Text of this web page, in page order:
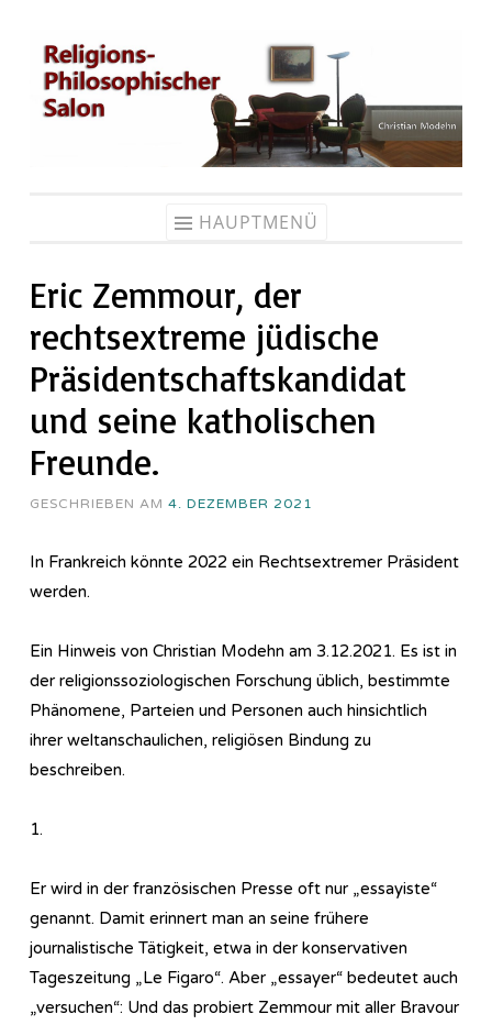
Zum
Inhalt
springen
HAUPTMENÜ
Eric Zemmour, der
rechtsextreme jüdische
Präsidentschaftskandidat
und seine katholischen
Freunde.
GESCHRIEBEN AM 4. DEZEMBER 2021
In Frankreich könnte 2022 ein Rechtsextremer Präsident
werden.
Ein Hinweis von Christian Modehn am 3.12.2021. Es ist in
der religionssoziologischen Forschung üblich, bestimmte
Phänomene, Parteien und Personen auch hinsichtlich
ihrer weltanschaulichen, religiösen Bindung zu
beschreiben.
1.
Er wird in der französischen Presse oft nur „essayiste“
genannt. Damit erinnert man an seine frühere
journalistische Tätigkeit, etwa in der konservativen
Tageszeitung „Le Figaro“. Aber „essayer“ bedeutet auch
„versuchen“: Und das probiert Zemmour mit aller Bravour